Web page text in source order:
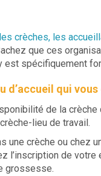
les crèches, les
que ces
spécifiquement
d’accueil qui
de la crèche
lieu de travail.
crèche ou chez
l’inscription de votre
grossesse.